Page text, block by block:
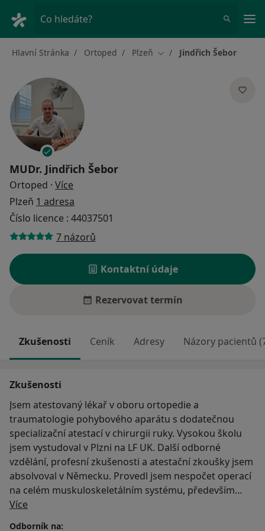
Co hledáte?
Hlavní Stránka Ortoped Plzeň Změna města
Jindřich Šebor
MUDr. Jindřich Šebor
Ortoped · Více
Plzeň 1 adresa
Číslo licence : 44037501
7 názorů
Kontaktní údaje
Rezervovat termín
Zkušenosti Ceník Adresy Názory pacientů
Zkušenosti
Jsem atestovaný lékař v oboru ortopedie a
traumatologie pohybového aparátu s dodatečnou
specializační atestací v chirurgii ruky. Vysokou školu
jsem vystudoval v Plzni na LF UK. Další odborné
vzdělání, profesní zkušenosti a atestační zkoušky jsem
absolvoval v Německu. Provedl jsem nespočet operací
na celém muskuloskeletálním systému, především
úrazového původu. Posledních několik let se zabývám
především chirurgií ruky a zápěstí.
Více
Odborník na: